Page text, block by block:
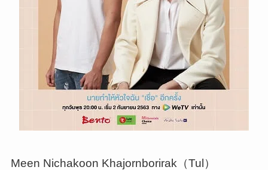
Meen Nichakoon Khajornborirak（Tul）